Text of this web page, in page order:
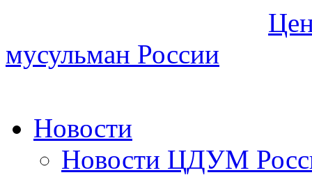
мусульман России
Новости
Новости ЦДУМ